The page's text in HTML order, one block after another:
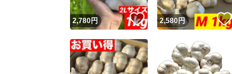
2,780円 いいね！
2,580円